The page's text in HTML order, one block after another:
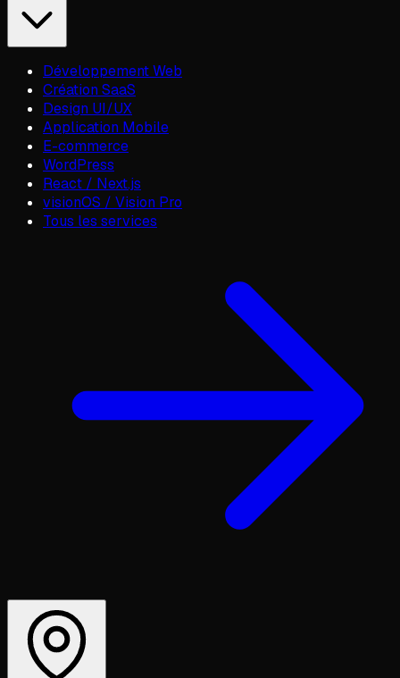
Développement Web
Création SaaS
Design UI/UX
Application Mobile
E-commerce
WordPress
React / Next.js
visionOS / Vision Pro
Tous les services